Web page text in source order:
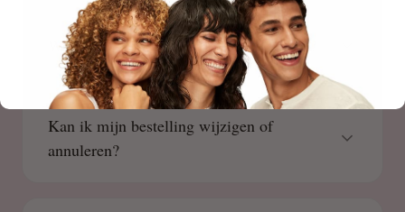
Welke betaalmethoden accepteren jullie?
Kan ik mijn bestelling wijzigen of
annuleren?